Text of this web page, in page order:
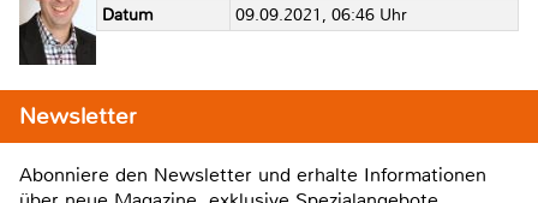
Datum
09.09.2021, 06:46 Uhr
Newsletter
Abonniere den Newsletter und erhalte Informationen